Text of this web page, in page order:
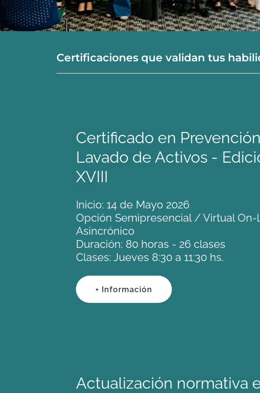
Certificaciones que validan tus
Certificado en
Lavado de Activos -
XVIII
Inicio: 14 de Mayo 2026
Opción Semipresencial / Virtual
Asincrónico
Duración: 80 horas - 26 clases
Clases: Jueves 8:30 a 11:30 hs.
+ Información
Actualización normativa